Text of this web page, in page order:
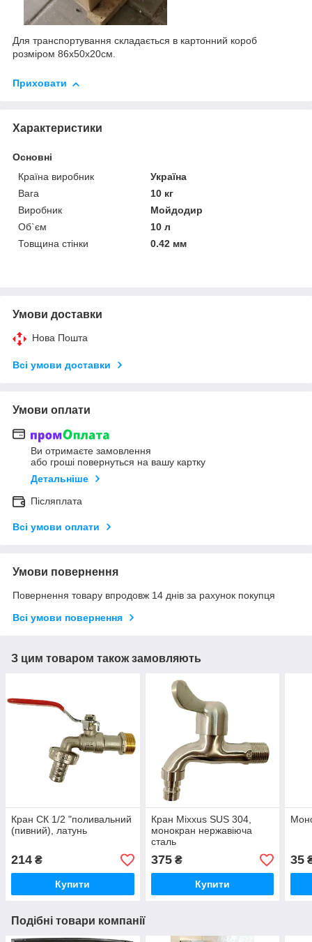
Для транспортування складається в картонний короб
розміром 86х50х20см.
Приховати
Характеристики
Основні
Країна виробник
Україна
Вага
10 кг
Виробник
Мойдодир
Об`єм
10 л
Товщина стінки
0.42 мм
Умови доставки
Нова Пошта
Всі умови доставки
Умови оплати
Ви отримаєте замовлення
або гроші повернуться на вашу картку
Детальніше
Післяплата
Всі умови оплати
Умови повернення
Повернення товару впродовж 14 днів за рахунок покупця
Всі умови повернення
З цим товаром також замовляють
Кран СК 1/2 "поливальний
(пивний), латунь
214 ₴
Купити
Кран Mixxus SUS 304,
монокран нержавіюча
сталь
375₴
Купити
35
Подібні товари компанії